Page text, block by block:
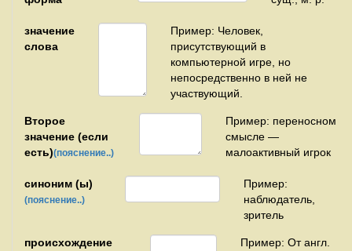
значение
слова
Пример: Человек,
присутствующий в
компьютерной игре, но
непосредственно в ней не
участвующий.
Второе
значение (если
есть)(пояснение..)
Пример: переносном
смысле —
малоактивный игрок
синоним (ы)
(пояснение..)
Пример:
наблюдатель,
зритель
происхождение
Пример: От англ.